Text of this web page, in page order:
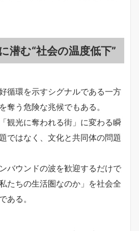
潜む“社会の温度低下”
循環を示すシグナルである一方
奪う危険な兆候でもある。
観光に奪われる街」に変わる瞬
ではなく、文化と共同体の問題
バウンドの波を歓迎するだけで
たちの生活圏なのか」を社会全
ある。